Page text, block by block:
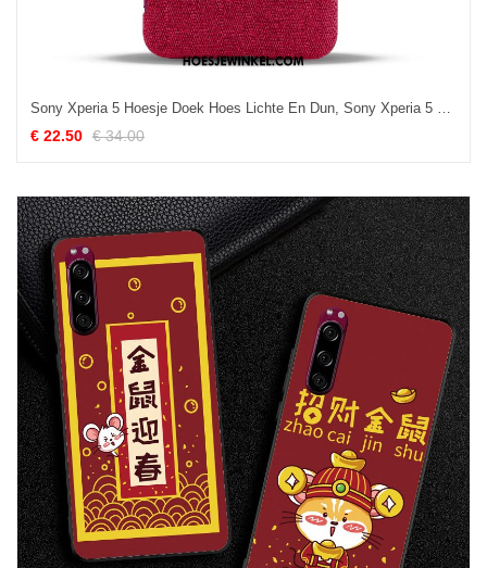
Sony Xperia 5 Hoesje Doek Hoes Lichte En Dun, Sony Xperia 5 Hoesje Bescherming Rood
€ 22.50 € 34.00